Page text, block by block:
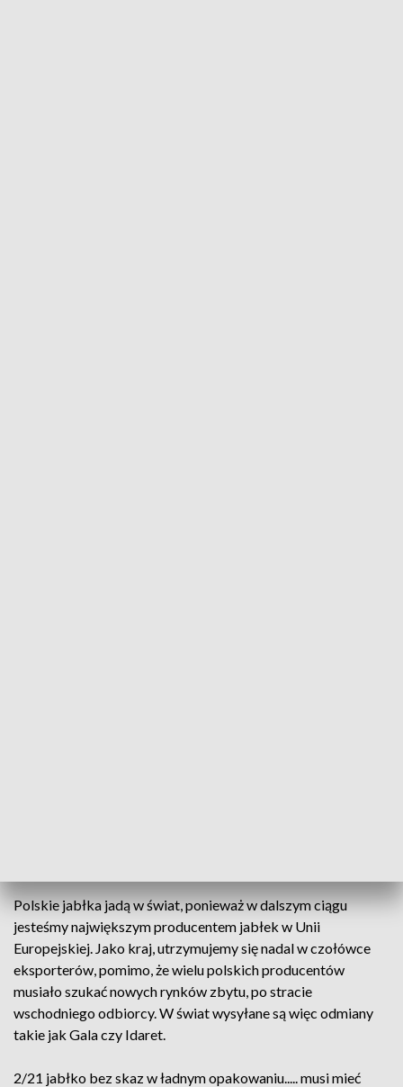
Polskie jabłka jadą w świat, ponieważ w dalszym ciągu
jesteśmy największym producentem jabłek w Unii
Europejskiej. Jako kraj, utrzymujemy się nadal w czołówce
eksporterów, pomimo, że wielu polskich producentów
musiało szukać nowych rynków zbytu, po stracie
wschodniego odbiorcy. W świat wysyłane są więc odmiany
takie jak Gala czy Idaret.
2/21 jabłko bez skaz w ładnym opakowaniu..... musi mieć